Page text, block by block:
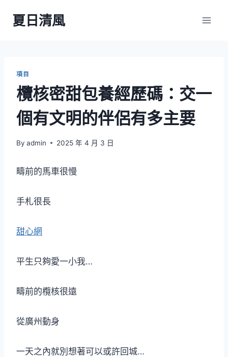
夏日清風
項目
欖核密甜包養經歷碼：交一
個有文明的伴侶有多主要
By admin 2025 年 4 月 3 日
疇前的馬車很慢
手札很長
甜心網
平生只夠愛一小我…
疇前的欖核很遠
從廣州動身
一天之內就別想著可以或許回城…